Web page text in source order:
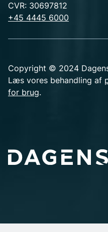
CVR: 30697812
+45 4445 6000
Copyright © 2024
Læs vores behandling af
for brug.